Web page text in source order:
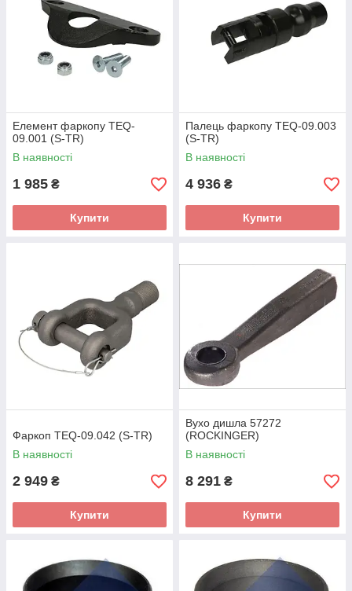
Елемент фаркопу TEQ-
09.001 (S-TR)
В наявності
1 985 ₴
Купити
Палець фаркопу TEQ-09.003
(S-TR)
В наявності
4 936 ₴
Купити
Фаркоп TEQ-09.042 (S-TR)
В наявності
2 949 ₴
Купити
Вухо дишла 57272
(ROCKINGER)
В наявності
8 291 ₴
Купити